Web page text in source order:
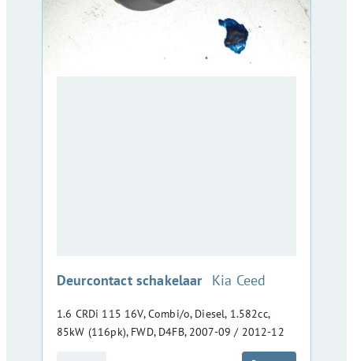
Deurcontact schakelaar :Kia Ceed
1.6 CRDi 115 16V, Combi/o, Diesel, 1.582cc,
85kW (116pk), FWD, D4FB, 2007-09 / 2012-12